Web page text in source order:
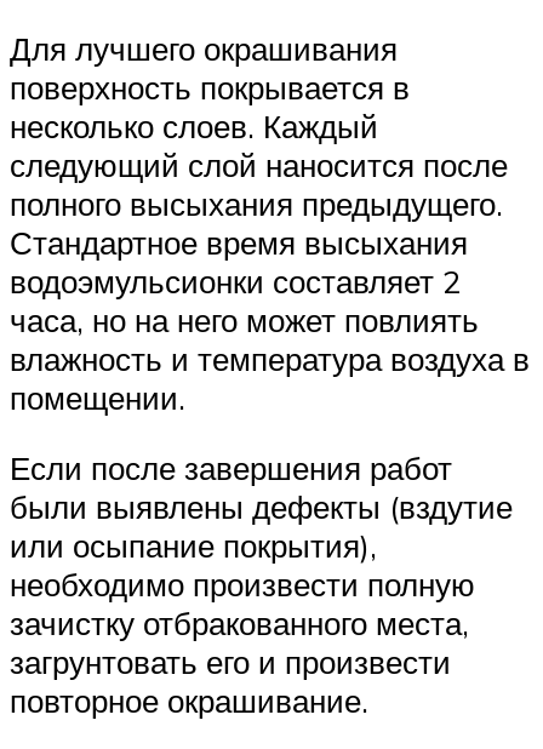
Для лучшего окрашивания
поверхность покрывается в
несколько слоев. Каждый
следующий слой наносится после
полного высыхания предыдущего.
Стандартное время высыхания
водоэмульсионки составляет 2
часа, но на него может повлиять
влажность и температура воздуха в
помещении.
Если после завершения работ
были выявлены дефекты (вздутие
или осыпание покрытия),
необходимо произвести полную
зачистку отбракованного места,
загрунтовать его и произвести
повторное окрашивание.